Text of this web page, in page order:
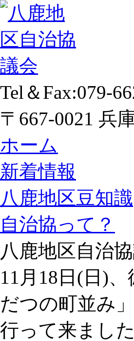
Tel＆Fax:079-
〒667-0021 兵
ホーム
新着情報
八鹿地区豆知識
自治協って？
八鹿地区自治
11月18日(日)
だつの町並み
行って来まし